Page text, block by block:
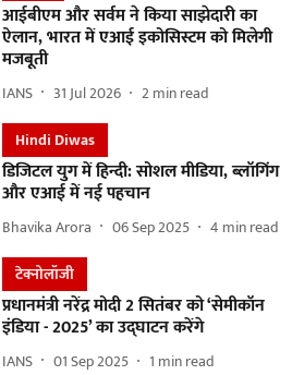
आईबीएम और सर्वम ने किया साझेदारी का
ऐलान, भारत में एआई इकोसिस्टम को मिलेगी
मजबूती
IANS 31 Jul 2026 2min read
Hindi Diwas
डिजिटल युग में हिन्दी: सोशल मीडिया, ब्लॉगिंग
और एआई में नई पहचान
Bhavika Arora 06 Sep 2025 4 min read
टेक्नोलॉजी
प्रधानमंत्री नरेंद्र मोदी 2 सितंबर को ‘सेमीकॉन
इंडिया - 2025’ का उद्घाटन करेंगे
IANS 01 Sep 2025 1 min read